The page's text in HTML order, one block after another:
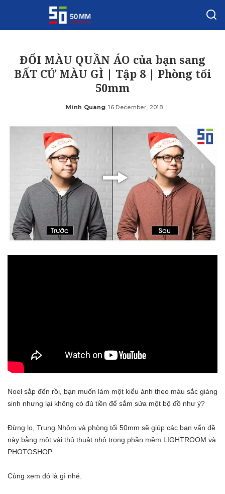
ĐỔI MÀU QUẦN ÁO của bạn sang
BẤT CỨ MÀU GÌ | Tập 8 | Phòng tối
50mm
Posted
Minh Quang 16 December, 2018
Noel sắp đến rồi, bạn muốn làm một kiểu ảnh theo màu sắc giáng
sinh nhưng lại không có đủ tiền để sắm sửa một bộ đồ như ý?
Đừng lo, Trung Nhôm và phòng tối 50mm sẽ giúp các bạn vấn đề
này bằng một vài thủ thuật nhỏ trong phần mềm LIGHTROOM và
PHOTOSHOP.
Cùng xem đó là gì nhé.